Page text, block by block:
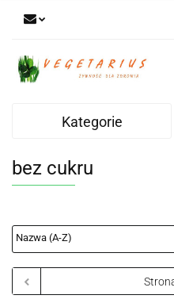
Kategorie
bez cukru